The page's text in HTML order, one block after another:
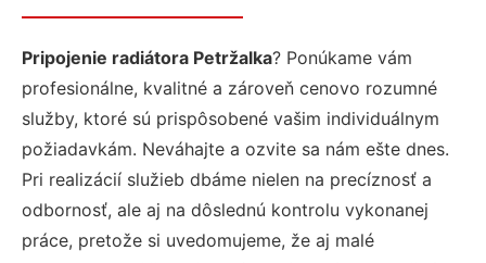
Pripojenie radiátora Petržalka? Ponúkame vám
profesionálne, kvalitné a zároveň cenovo rozumné
služby, ktoré sú prispôsobené vašim individuálnym
požiadavkám. Neváhajte a ozvite sa nám ešte dnes.
Pri realizácií služieb dbáme nielen na precíznosť a
odbornosť, ale aj na dôslednú kontrolu vykonanej
práce, pretože si uvedomujeme, že aj malé